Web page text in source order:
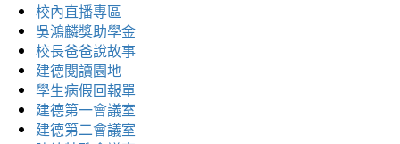
校內直播專區
吳鴻麟獎助學金
校長爸爸說故事
建德閱讀園地
學生病假回報單
建德第一會議室
建德第二會議室